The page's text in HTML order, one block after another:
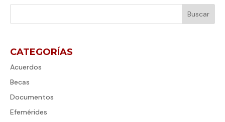
CATEGORÍAS
Acuerdos
Becas
Documentos
Efemérides